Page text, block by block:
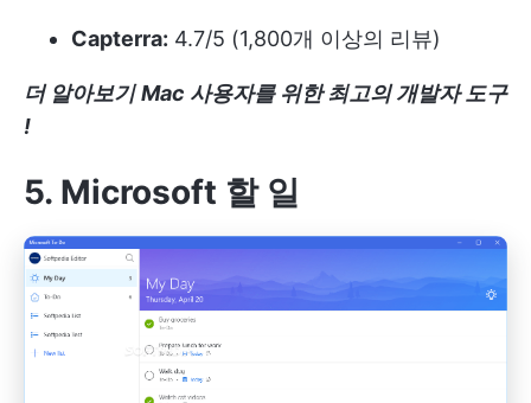
Capterra: 4.7/5 (1,800개 이상의 리뷰)
더 알아보기 Mac 사용자를 위한 최고의 개발자 도구
!
5. Microsoft 할 일